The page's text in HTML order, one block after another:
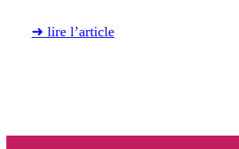
➜ lire l’article